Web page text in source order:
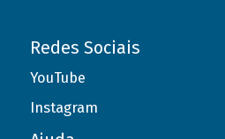
Redes Sociais
YouTube
Instagram